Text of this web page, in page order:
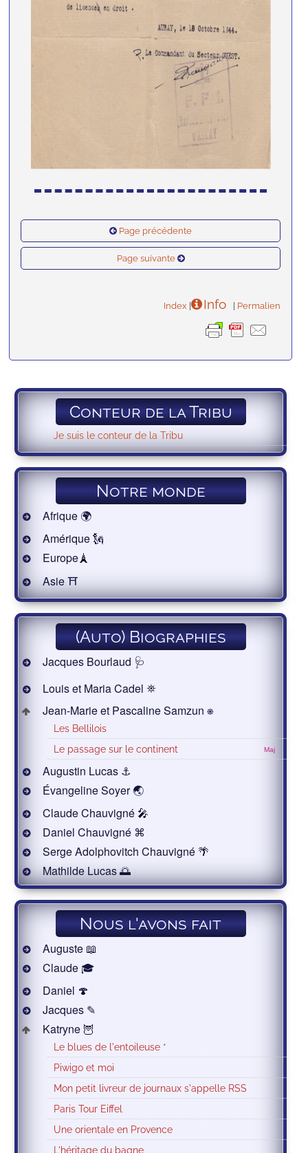
Page précédente
Page suivante
Index | Info | Permalien
Conteur de la Tribu
Je suis le conteur de la Tribu
Notre monde
Afrique 🌍
Amérique 🗽
Europe🗼
Asie ⛩
(Auto) Biographies
Jacques Bourlaud 🩺
Louis et Maria Cadel ⛯
Jean-Marie et Pascaline Samzun ⎈
Les Bellilois
Maj
Le passage sur le continent
Augustin Lucas ⚓
Évangeline Soyer 🌏
Claude Chauvigné 🎤
Daniel Chauvigné ⌘
Serge Adolphovitch Chauvigné 🌴
Mathilde Lucas 🌅
Nous l'avons fait
Auguste 📖
Claude 🎓
Daniel 🍄
Jacques ✎
Katryne 🦉
Le blues de l'entoileuse *
Piwigo et moi
Mon petit livreur de journaux s'appelle RSS
Paris Tour Eiffel
Une orientale en Provence
L'héritage du bagne